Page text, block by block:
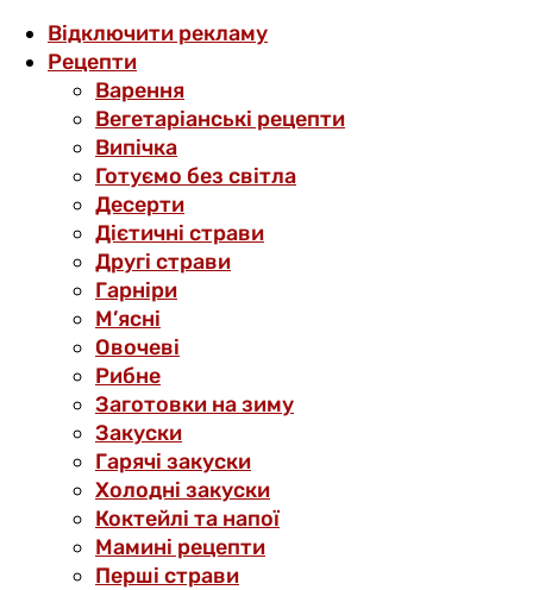
Відключити рекламу
Рецепти
Варення
Вегетаріанські рецепти
Випічка
Готуємо без світла
Десерти
Дієтичні страви
Другі страви
Гарніри
М’ясні
Овочеві
Рибне
Заготовки на зиму
Закуски
Гарячі закуски
Холодні закуски
Коктейлі та напої
Мамині рецепти
Перші страви